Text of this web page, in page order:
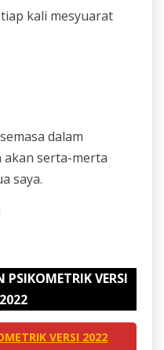
kali mesyuarat
dalam
akan serta-merta
saya.
PSIKOMETRIK VERSI
VERSI 2022